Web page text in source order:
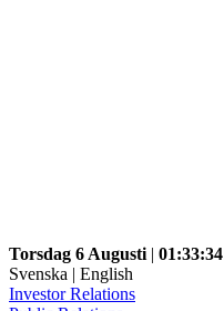
Torsdag 6 Augusti | 01:33:34
Svenska | English
Investor Relations